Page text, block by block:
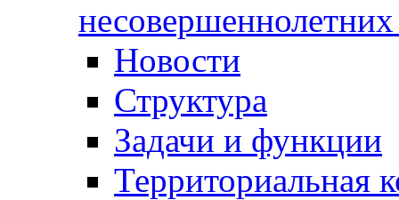
Новости
Структура
Задачи и функции
Территориальная